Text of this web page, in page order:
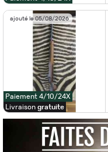
ajouté le 05/08/2026
Paiement 4/10/24X
Livraison gratuite